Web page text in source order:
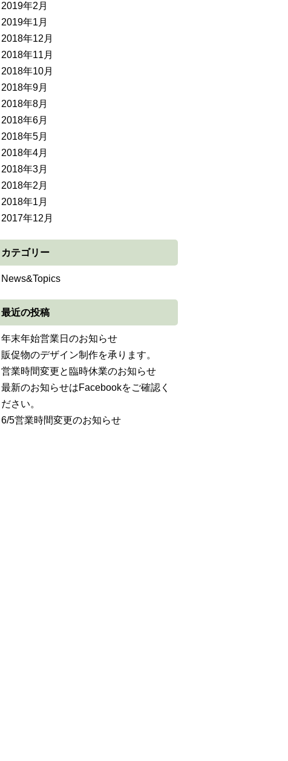
2019年2月
2019年1月
2018年12月
2018年11月
2018年10月
2018年9月
2018年8月
2018年6月
2018年5月
2018年4月
2018年3月
2018年2月
2018年1月
2017年12月
カテゴリー
News&Topics
最近の投稿
年末年始営業日のお知らせ
販促物のデザイン制作を承ります。
営業時間変更と臨時休業のお知らせ
最新のお知らせはFacebookをご確認く
ださい。
6/5営業時間変更のお知らせ